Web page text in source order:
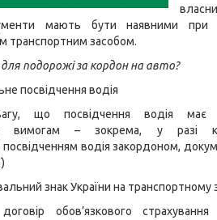
мають бути наявними при
транспортним засобом.
подорожі за кордон на авто?
посвідчення водія
що посвідчення водія має
вимогам – зокрема, у разі
посвідченням водія закордоном,
знак України на транспортному
страхування